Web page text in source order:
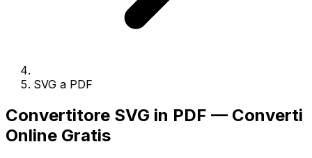
SVG a PDF
Convertitore SVG in PDF — Converti
Online Gratis